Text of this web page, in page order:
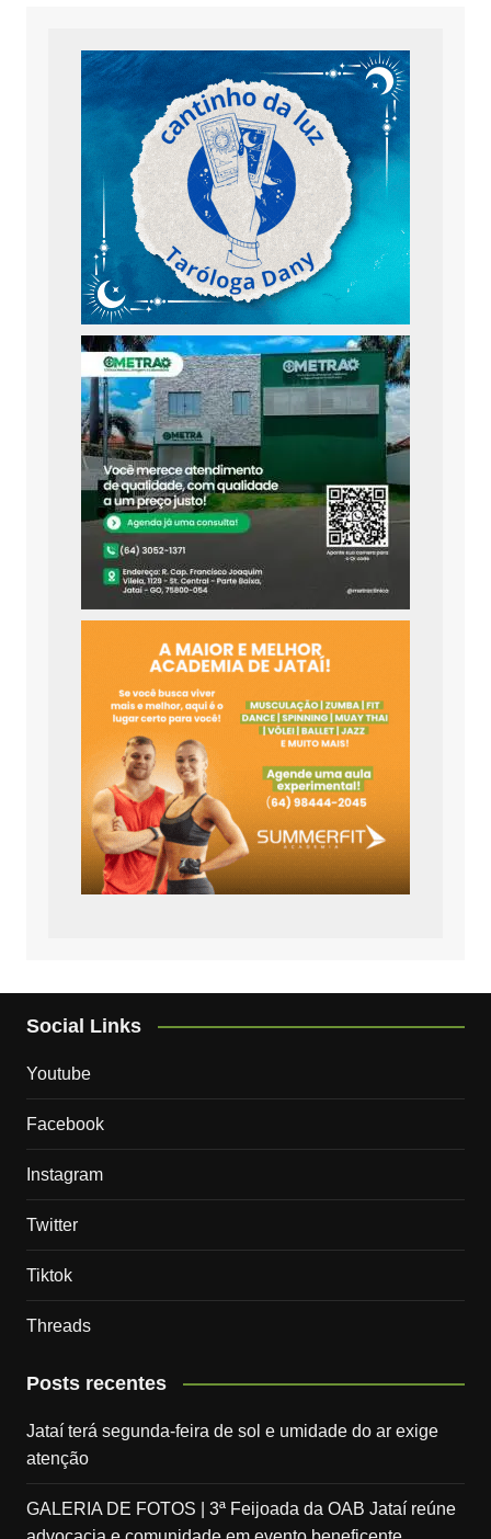
Social Links
Youtube
Facebook
Instagram
Twitter
Tiktok
Threads
Posts recentes
Jataí terá segunda-feira de sol e umidade do ar exige
atenção
GALERIA DE FOTOS | 3ª Feijoada da OAB Jataí reúne